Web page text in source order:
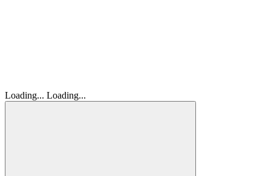
Loading... Loading...